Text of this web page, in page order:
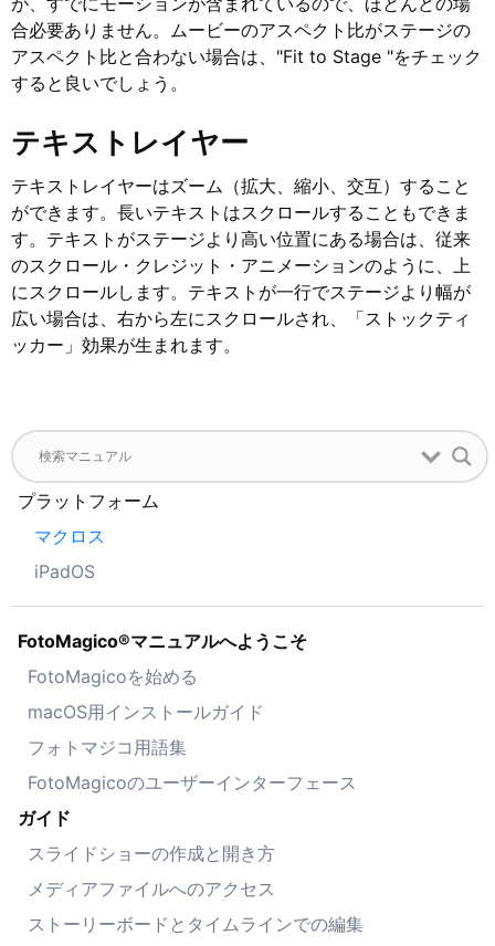
プラットフォーム
マクロス
iPadOS
FotoMagico®マニュアルへようこそ
FotoMagicoを始める
macOS用インストールガイド
フォトマジコ用語集
FotoMagicoのユーザーインターフェース
ガイド
スライドショーの作成と開き方
メディアファイルへのアクセス
ストーリーボードとタイムラインでの編集
合必要ありません。ムービーのアスペクト比がステージの
アスペクト比と合わない場合は、"Fit to Stage "をチェック
すると良いでしょう。
テキストレイヤー
テキストレイヤーはズーム（拡大、縮小、交互）すること
ができます。長いテキストはスクロールすることもできま
す。テキストがステージより高い位置にある場合は、従来
のスクロール・クレジット・アニメーションのように、上
にスクロールします。テキストが一行でステージより幅が
広い場合は、右から左にスクロールされ、「ストックティ
ッカー」効果が生まれます。